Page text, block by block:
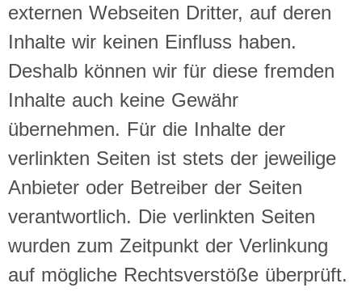
externen Webseiten Dritter, auf deren
Inhalte wir keinen Einfluss haben.
Deshalb können wir für diese fremden
Inhalte auch keine Gewähr
übernehmen. Für die Inhalte der
verlinkten Seiten ist stets der jeweilige
Anbieter oder Betreiber der Seiten
verantwortlich. Die verlinkten Seiten
wurden zum Zeitpunkt der Verlinkung
auf mögliche Rechtsverstöße überprüft.